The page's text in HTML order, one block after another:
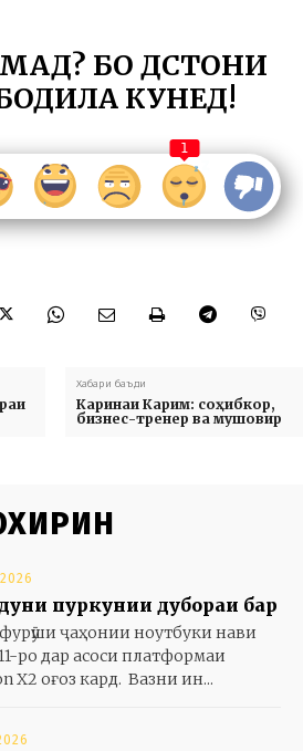
БО ДӮСТОНИ
КУНЕД!
1
Хабари баъди
Каринаи Карим: соҳибкор,
бизнес-тренер ва мушовир
пуркунии дубораи барқ
ҷаҳонии ноутбуки нави
ро дар асоси платформаи
X2 оғоз кард. Вазни ин...